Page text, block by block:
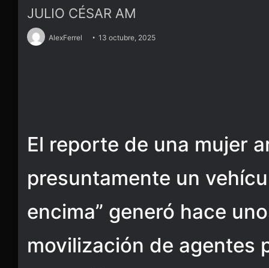
JULIO CÉSAR AM
AlexFerrel 13 octubre, 2025
El reporte de una mujer
presuntamente un
encima” generó hace
movilización de agentes